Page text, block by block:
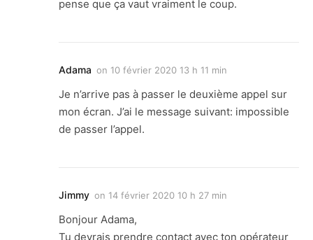
pense que ça vaut vraiment le coup.
Adama on 10 février 2020 13 h 11 min
Je n’arrive pas à passer le deuxième appel sur
mon écran. J’ai le message suivant: impossible
de passer l’appel.
Jimmy on 14 février 2020 10 h 27 min
Bonjour Adama,
Tu devrais prendre contact avec ton opérateur